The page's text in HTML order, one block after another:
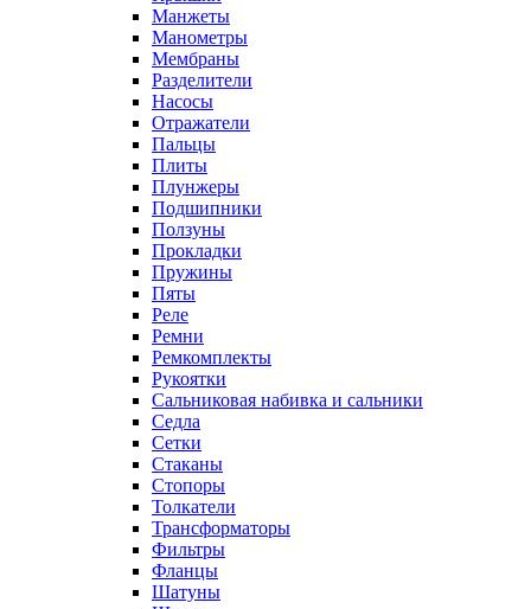
Манжеты
Манометры
Мембраны
Разделители
Насосы
Отражатели
Пальцы
Плиты
Плунжеры
Подшипники
Ползуны
Прокладки
Пружины
Пяты
Реле
Ремни
Ремкомплекты
Рукоятки
Сальниковая набивка и сальники
Седла
Сетки
Стаканы
Стопоры
Толкатели
Трансформаторы
Фильтры
Фланцы
Шатуны